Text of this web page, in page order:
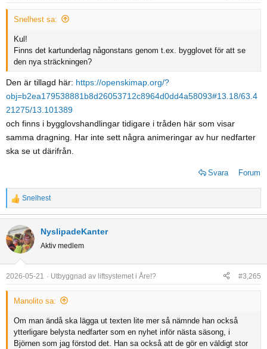
n
Snelhest sa:
Kul!
Finns det kartunderlag någonstans genom t.ex. bygglovet för att se
den nya sträckningen?
Den är tillagd här: https://openskimap.org/?
obj=b2ea179538881b8d26053712c8964d0dd4a58093#13.18/63.4
21275/13.101389
och finns i bygglovshandlingar tidigare i tråden här som visar
samma dragning. Har inte sett några animeringar av hur nedfarter
ska se ut därifrån.
Svara Forum
R
e
a
c
t
i
o
n
Snelhest
NyslipadeKanter
Aktiv medlem
2026-05-21 Utbyggnad av liftsystemet i Åre!? #3,265
Manolito sa:
Om man ändå ska lägga ut texten lite mer så nämnde han också
ytterligare belysta nedfarter som en nyhet inför nästa säsong, i
Björnen som jag förstod det. Han sa också att de gör en väldigt stor